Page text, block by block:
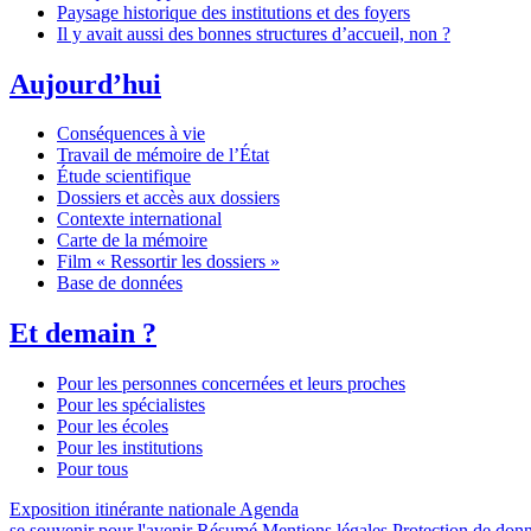
Paysage historique des institutions et des foyers
Il y avait aussi des bonnes structures d’accueil, non ?
Aujourd’hui
Conséquences à vie
Travail de mémoire de l’État
Étude scientifique
Dossiers et accès aux dossiers
Contexte international
Carte de la mémoire
Film « Ressortir les dossiers »
Base de données
Et demain ?
Pour les personnes concernées et leurs proches
Pour les spécialistes
Pour les écoles
Pour les institutions
Pour tous
Exposition itinérante nationale Agenda